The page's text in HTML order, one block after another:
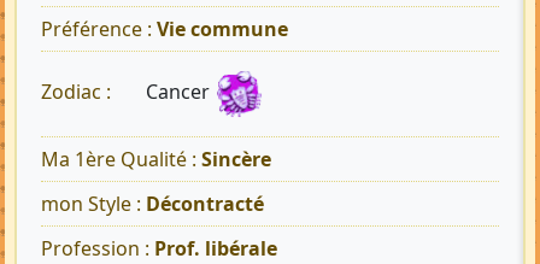
Préférence : Vie commune
Zodiac : Cancer
Ma 1ère Qualité : Sincère
mon Style : Décontracté
Profession : Prof. libérale